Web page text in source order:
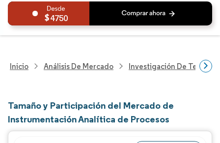
4750
Inicio Análisis De Mercado Investigación De
Tamaño y Participación del Mercado de
Instrumentación Analítica de Procesos